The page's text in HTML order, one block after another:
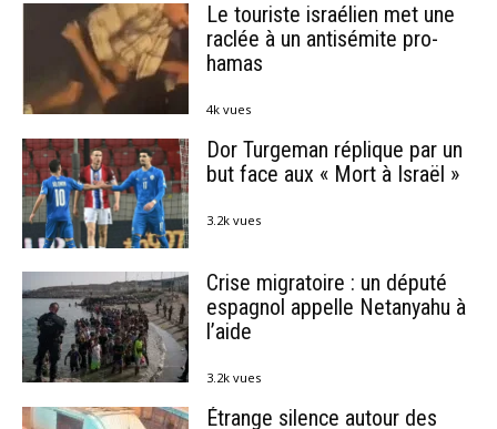
Le touriste israélien met une
raclée à un antisémite pro-
hamas
4k vues
Dor Turgeman réplique par un
but face aux « Mort à Israël »
3.2k vues
Crise migratoire : un député
espagnol appelle Netanyahu à
l’aide
3.2k vues
Étrange silence autour des